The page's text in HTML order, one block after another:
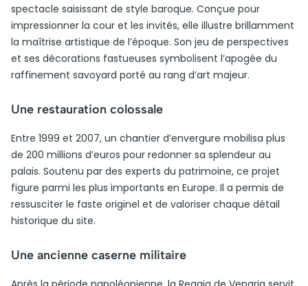
spectacle saisissant de style baroque. Conçue pour
impressionner la cour et les invités, elle illustre brillamment
la maîtrise artistique de l’époque. Son jeu de perspectives
et ses décorations fastueuses symbolisent l’apogée du
raffinement savoyard porté au rang d’art majeur.
Une restauration colossale
Entre 1999 et 2007, un chantier d’envergure mobilisa plus
de 200 millions d’euros pour redonner sa splendeur au
palais. Soutenu par des experts du patrimoine, ce projet
figure parmi les plus importants en Europe. Il a permis de
ressusciter le faste originel et de valoriser chaque détail
historique du site.
Une ancienne caserne militaire